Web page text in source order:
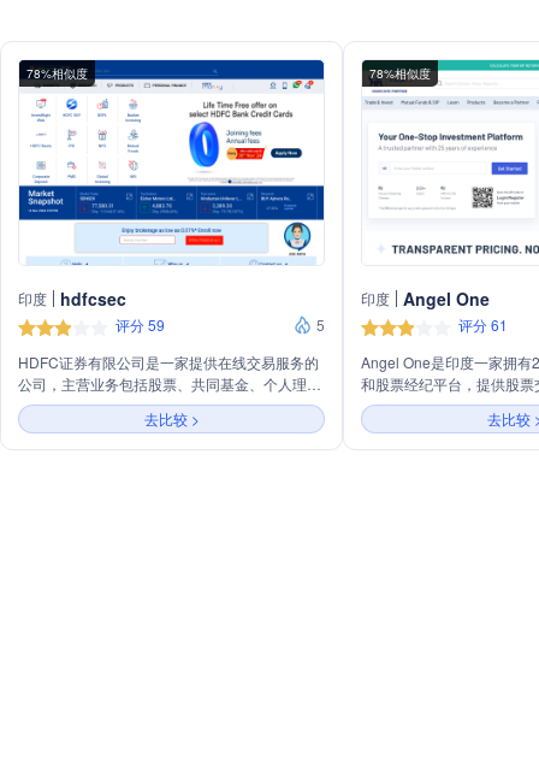
78%相似度
印度 hdfcsec
评分 59
5
HDFC证券有限公司是一家提供在线交易服务的
公司，主营业务包括股票、共同基金、个人理财
等。公司提供低至0.01%的经纪服务，并拥有独
立的自营交易台，与研究团队保持距离。HDFC
证券还是注册的共同基金分销商，致力于为投资
去比较 >
78%相似度
印度 Angel One
评分 61
Angel One是印度一家拥有
和股票经纪平台，提供股
发行、即将上市的IPO等多
平台特色包括透明的定价
的共同基金投资/SIPs、投
去比较